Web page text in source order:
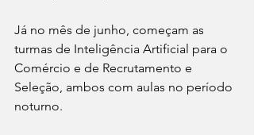
Já no mês de junho, começam as
turmas de Inteligência Artificial para o
Comércio e de Recrutamento e
Seleção, ambos com aulas no período
noturno.